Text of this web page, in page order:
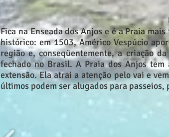
Fica na Enseada dos Anjos e é a Praia
histórico: em 1503, Américo Vespúcio
região e, conseqüentemente, a criação
fechado no Brasil. A Praia dos Anjos
extensão. Ela atrai a atenção pelo vai e
últimos podem ser alugados para